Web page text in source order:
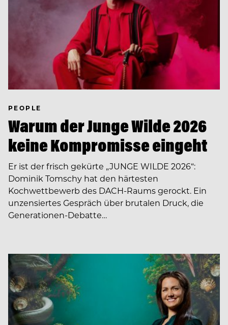
PEOPLE
Warum der Junge Wilde 2026
keine Kompromisse eingeht
Er ist der frisch gekürte „JUNGE WILDE 2026“:
Dominik Tomschy hat den härtesten
Kochwettbewerb des DACH-Raums gerockt. Ein
unzensiertes Gespräch über brutalen Druck, die
Generationen-Debatte…